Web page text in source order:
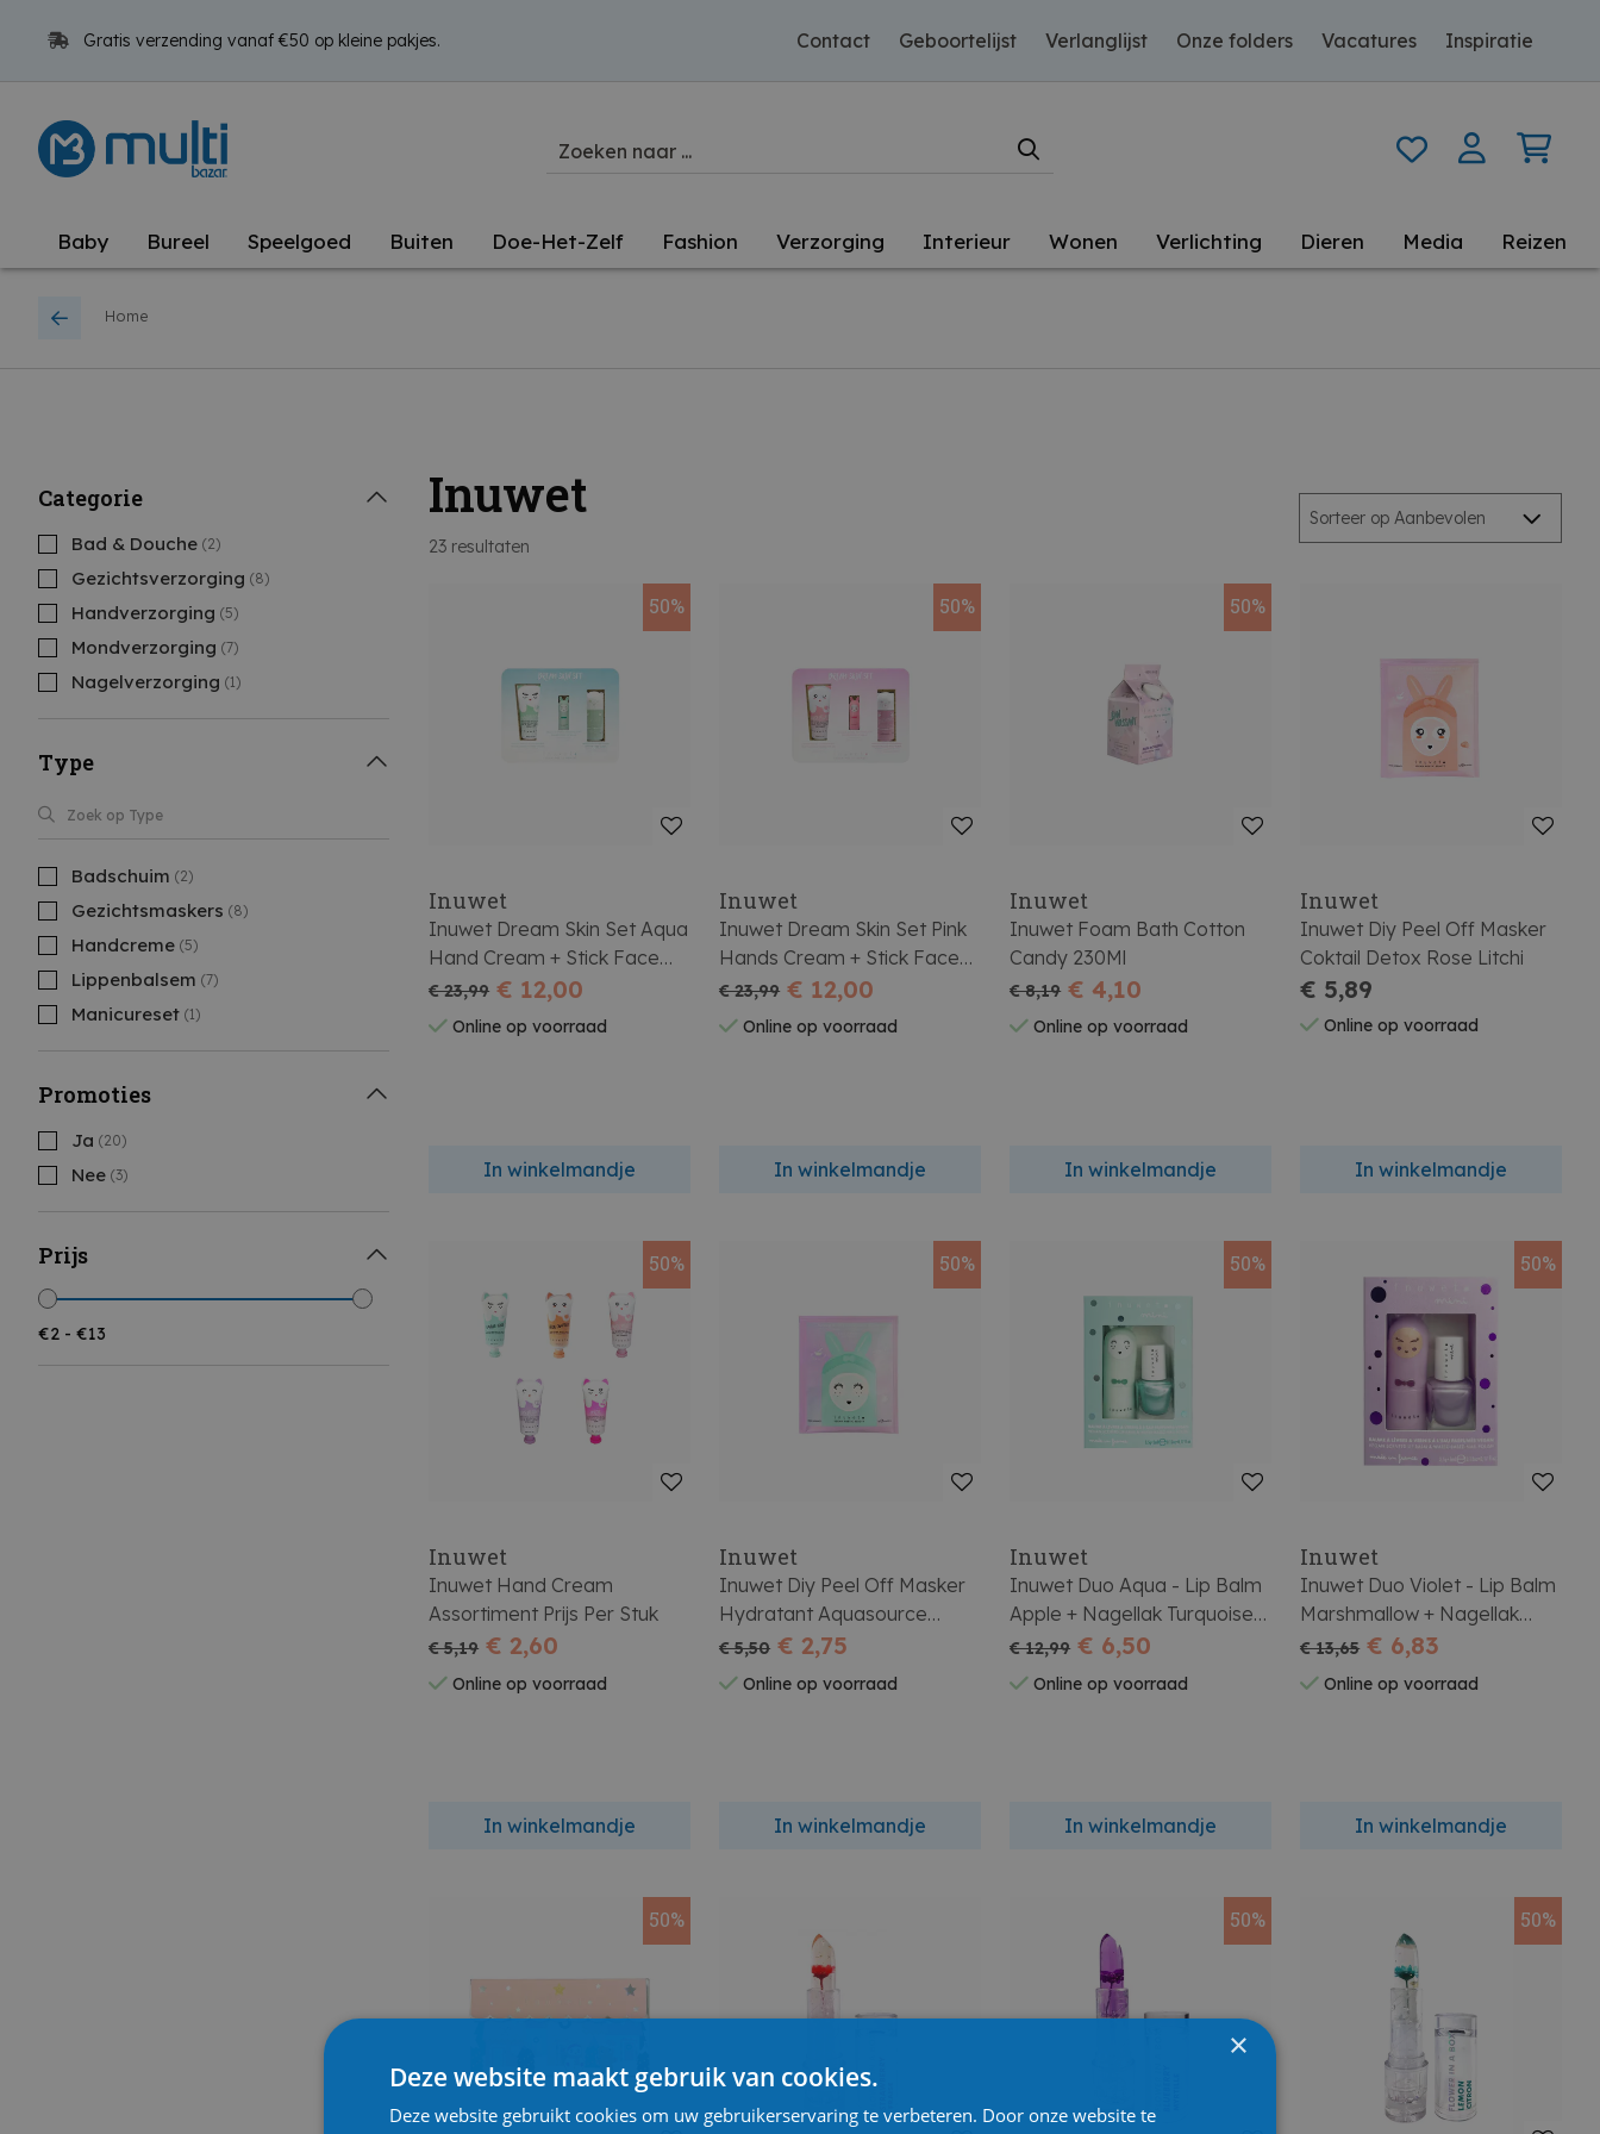
Gratis verzending vanaf €50 op kleine pakjes. Contact Geboortelijst Verlanglijst Onze folders Vacatures Inspiratie
Baby Bureel Speelgoed Buiten Doe-Het-Zelf Fashion Verzorging Interieur Wonen Verlichting Dieren Media Reizen
Home
Categorie
Bad & Douche (2)
Gezichtsverzorging (8)
Handverzorging (5)
Mondverzorging (7)
Nagelverzorging (1)
Type
Badschuim (2)
Gezichtsmaskers (8)
Handcreme (5)
Lippenbalsem (7)
Manicureset (1)
Promoties
Ja (20)
Nee (3)
Prijs
Inuwet
23 resultaten
50%
Inuwet
Inuwet Dream Skin Set Aqua
Hand Cream + Stick Face
Masker + Lipbalm
€ 23,99 € 12,00
Online op voorraad
In winkelmandje
50%
Inuwet
Inuwet Dream Skin Set Pink
Hands Cream + Stick Face
Masker + Lipbalm
€ 23,99 € 12,00
Online op voorraad
In winkelmandje
50%
Inuwet
Inuwet Foam Bath Cotton
Candy 230Ml
€ 8,19 € 4,10
Online op voorraad
In winkelmandje
Inuwet
Inuwet Diy Peel Off Masker
Coktail Detox Rose Litchi
€ 5,89
Online op voorraad
In winkelmandje
50%
Inuwet
Inuwet Hand Cream
Assortiment Prijs Per Stuk
€ 5,19 € 2,60
Online op voorraad
In winkelmandje
50%
Inuwet
Inuwet Diy Peel Off Masker
Hydratant Aquasource
Monoi
€ 5,50 € 2,75
Online op voorraad
In winkelmandje
50%
Inuwet
Inuwet Duo Aqua - Lip Balm
Apple + Nagellak Turquoise
Apple
€ 12,99 € 6,50
Online op voorraad
In winkelmandje
50%
Inuwet
Inuwet Duo Violet - Lip Balm
Marshmallow + Nagellak
Violet
€ 13,65 € 6,83
Online op voorraad
In winkelmandje
50% 50% 50%
×
Deze website maakt gebruik van cookies.
Deze website gebruikt cookies om uw gebruikerservaring te verbeteren. Door onze website te